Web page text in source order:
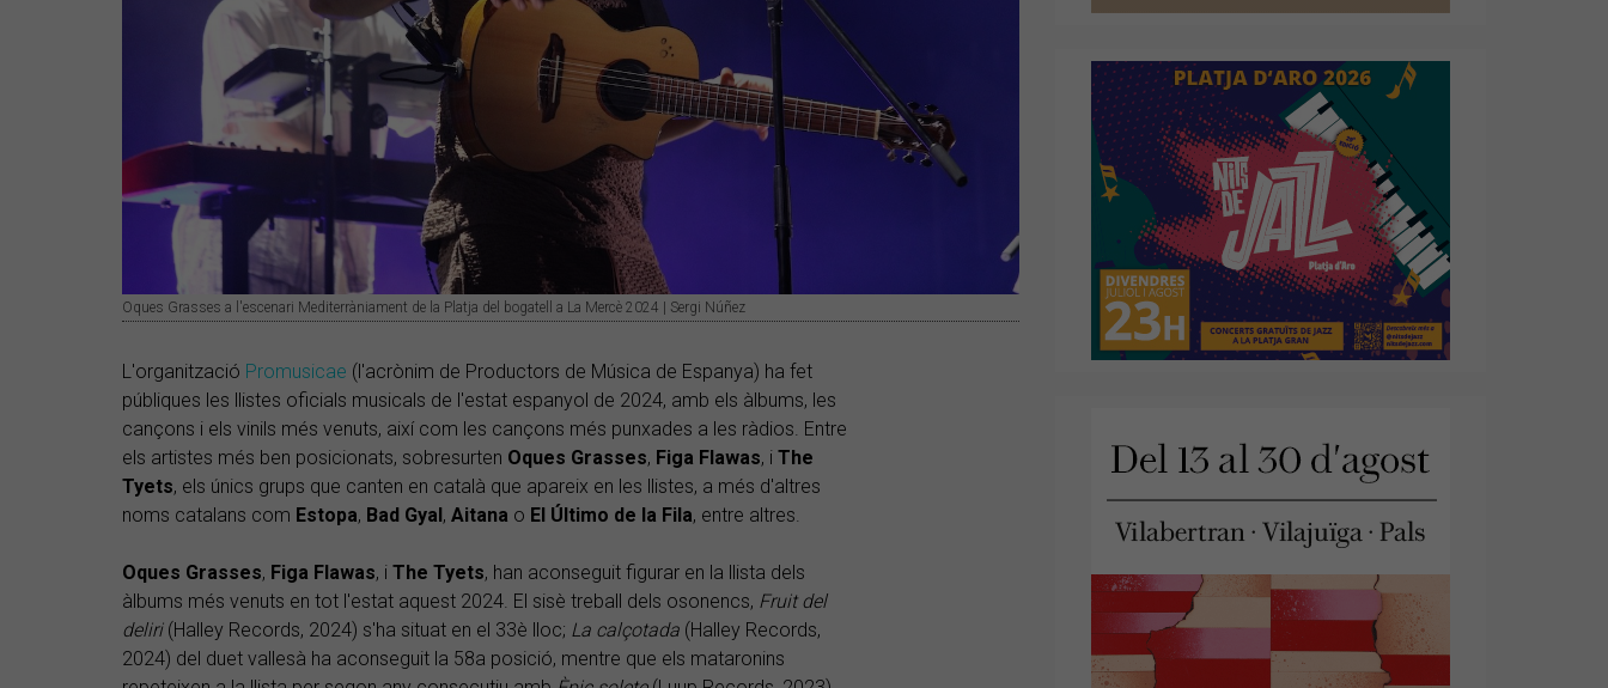
Oques Grasses a l'escenari Mediterràniament de la Platja del bogatell a La Mercè 2024 | Sergi Núñez
L'organització Promusicae (l'acrònim de Productors de Música de Espanya) ha fet
públiques les llistes oficials musicals de l'estat espanyol de 2024, amb els àlbums, les
cançons i els vinils més venuts, així com les cançons més punxades a les ràdios. Entre
els artistes més ben posicionats, sobresurten Oques Grasses, Figa Flawas, i The
Tyets, els únics grups que canten en català que apareix en les llistes, a més d'altres
noms catalans com Estopa, Bad Gyal, Aitana o El Último de la Fila, entre altres.
Oques Grasses, Figa Flawas, i The Tyets, han aconseguit figurar en la llista dels
àlbums més venuts en tot l'estat aquest 2024. El sisè treball dels osonencs, Fruit del
deliri(Halley Records, 2024) s'ha situat en el 33è lloc; La calçotada (Halley Records,
2024) del duet vallesà ha aconseguit la 58a posició, mentre que els mataronins